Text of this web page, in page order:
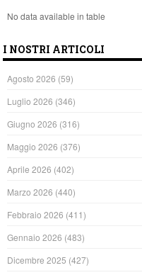
No data available in table
I NOSTRI ARTICOLI
Agosto 2026 (59)
Luglio 2026 (346)
Giugno 2026 (316)
Maggio 2026 (376)
Aprile 2026 (402)
Marzo 2026 (440)
Febbraio 2026 (411)
Gennaio 2026 (483)
Dicembre 2025 (427)